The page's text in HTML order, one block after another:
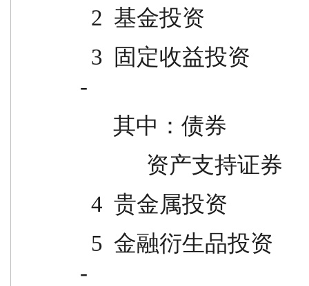
2  基金投资
-
其中：债券
资产支持证券
4  贵金属投资
-